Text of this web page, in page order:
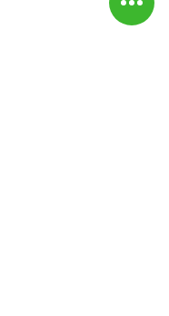
Fax : 02-892-4477